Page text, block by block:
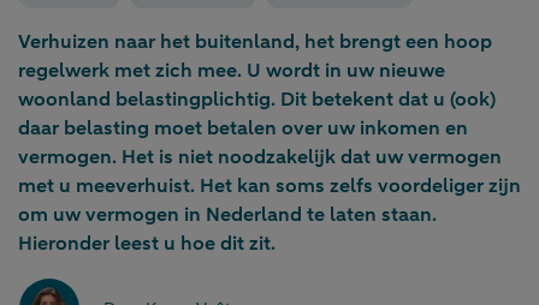
Verhuizen naar het buitenland, het brengt een hoop
regelwerk met zich mee. U wordt in uw nieuwe
woonland belastingplichtig. Dit betekent dat u (ook)
daar belasting moet betalen over uw inkomen en
vermogen. Het is niet noodzakelijk dat uw vermogen
met u meeverhuist. Het kan soms zelfs voordeliger zijn
om uw vermogen in Nederland te laten staan.
Hieronder leest u hoe dit zit.